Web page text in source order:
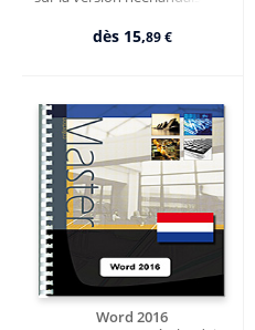
dès 15,89 €
Word 2016